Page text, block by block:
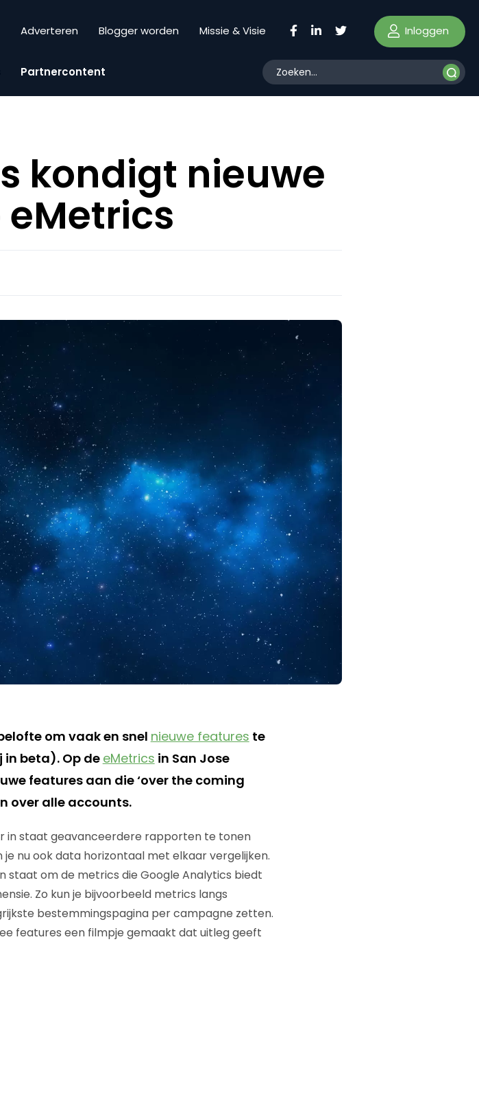
Adverteren Blogger worden Missie & Visie Inloggen
Partnercontent
kondigt nieuwe
om vaak en snel nieuwe features te
beta). Op de eMetrics in San Jose
features aan die ‘over the coming
over alle accounts.
in staat geavanceerdere rapporten te tonen
nu ook data horizontaal met elkaar vergelijken.
staat om de metrics die Google Analytics biedt
Zo kun je bijvoorbeeld metrics langs
bestemmingspagina per campagne zetten.
features een filmpje gemaakt dat uitleg geeft